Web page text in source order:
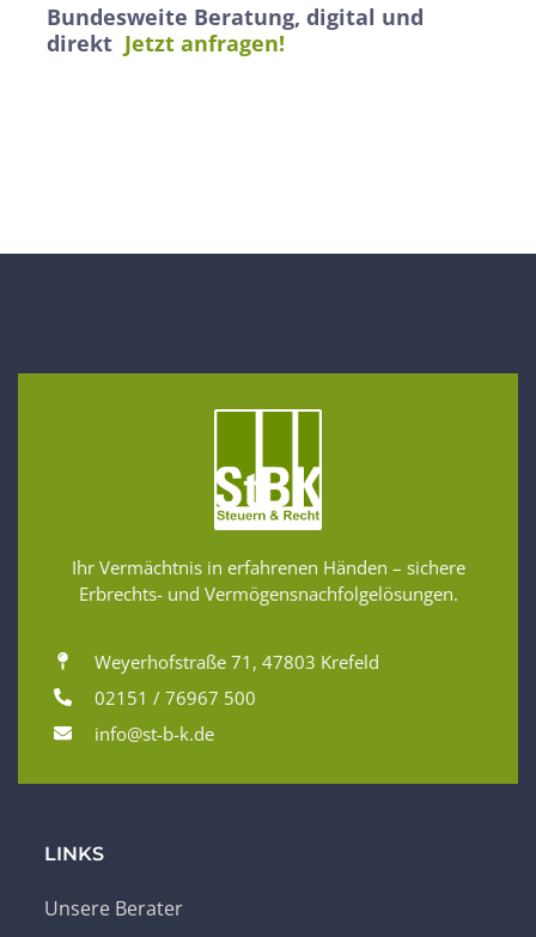
Bundesweite Beratung, digital und
direkt Jetzt anfragen!
Ihr Vermächtnis in erfahrenen Händen – sichere
Erbrechts- und Vermögensnachfolgelösungen.
Weyerhofstraße 71, 47803 Krefeld
02151 / 76967 500
info@st-b-k.de
LINKS
Unsere Berater